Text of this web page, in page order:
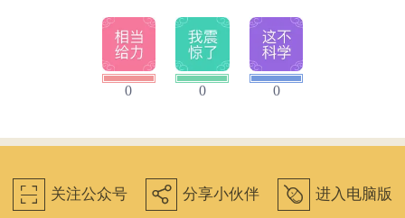
0 0 0
򰀁 关注公众号 򰀂 分享小伙伴 򰀄 进入电脑版